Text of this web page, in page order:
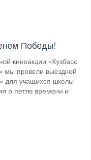
Победы!
киноакции «Кузбасс
провели выездной
для учащихся школы
о петле времени и